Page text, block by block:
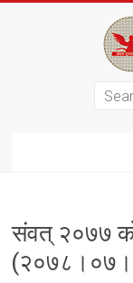
संवत् २०७७